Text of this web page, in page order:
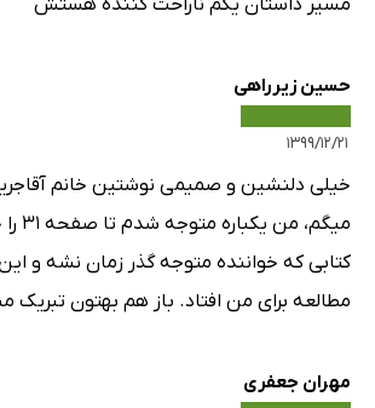
مسیر داستان یکم ناراحت کننده هستش
حسین زیرراهی
۱۳۹۹/۱۲/۲۱
خیلی دلنشین و صمیمی نوشتین خانم
کتابی که خواننده متوجه گذر زمان نشه و
مطالعه برای من افتاد. باز هم بهتون تبریک
مهران جعفری